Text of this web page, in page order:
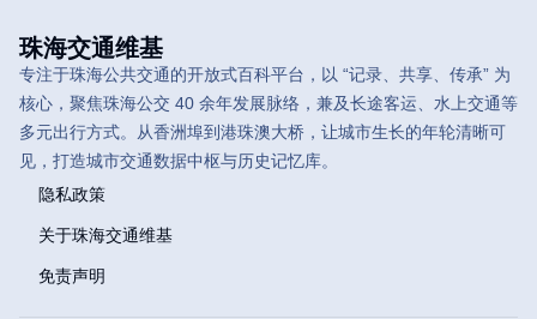
珠海交通维基
专注于珠海公共交通的开放式百科平台，以 “记录、共享、传承” 为
核心，聚焦珠海公交 40 余年发展脉络，兼及长途客运、水上交通等
多元出行方式。从香洲埠到港珠澳大桥，让城市生长的年轮清晰可
见，打造城市交通数据中枢与历史记忆库。
隐私政策
关于珠海交通维基
免责声明